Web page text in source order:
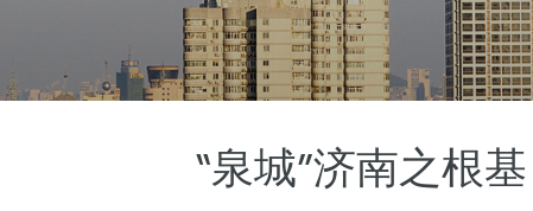
“泉城”济南之根基